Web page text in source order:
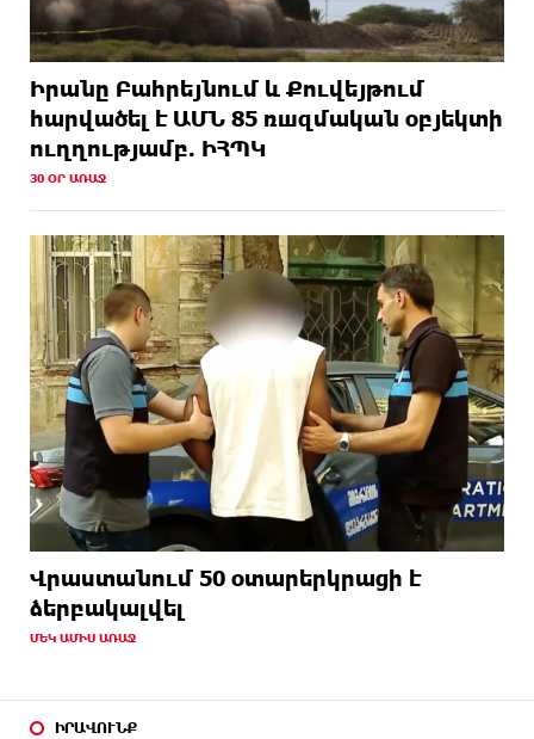
Իրանը Բահրեյնում և Քուվեյթում
hարվածել է ԱՄՆ 85 ռшզմական օբյեկտի
ուղղությամբ. ԻՀՊԿ
30 ՕՐ ԱՌԱՋ
Վրաստանում 50 օտարերկրացի է
ձերբակալվել
ՄԵԿ ԱՄԻՍ ԱՌԱՋ
ԻՐԱՎՈՒՆՔ